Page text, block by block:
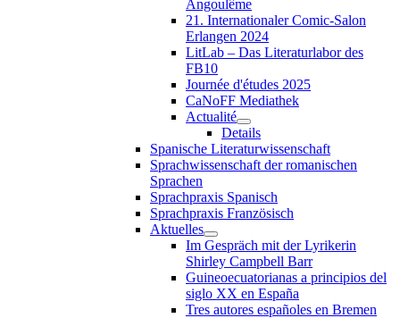
Angoulême
21. Internationaler Comic-Salon
Erlangen 2024
LitLab – Das Literaturlabor des
FB10
Journée d'études 2025
CaNoFF Mediathek
Actualité
Details
Spanische Literaturwissenschaft
Sprachwissenschaft der romanischen
Sprachen
Sprachpraxis Spanisch
Sprachpraxis Französisch
Aktuelles
Im Gespräch mit der Lyrikerin
Shirley Campbell Barr
Guineoecuatorianas a principios del
siglo XX en España
Tres autores españoles en Bremen